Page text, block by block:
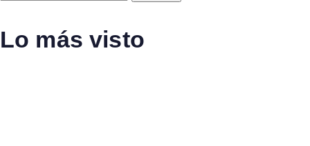
Lo más visto